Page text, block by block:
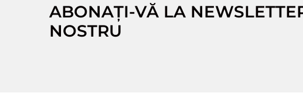
ABONAȚI-VĂ LA
NOSTRU